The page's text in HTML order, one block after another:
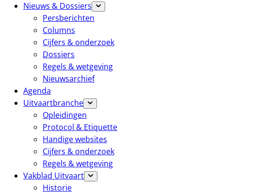
Nieuws & Dossiers
Persberichten
Columns
Cijfers & onderzoek
Dossiers
Regels & wetgeving
Nieuwsarchief
Agenda
Uitvaartbranche
Opleidingen
Protocol & Etiquette
Handige websites
Cijfers & onderzoek
Regels & wetgeving
Vakblad Uitvaart
Historie